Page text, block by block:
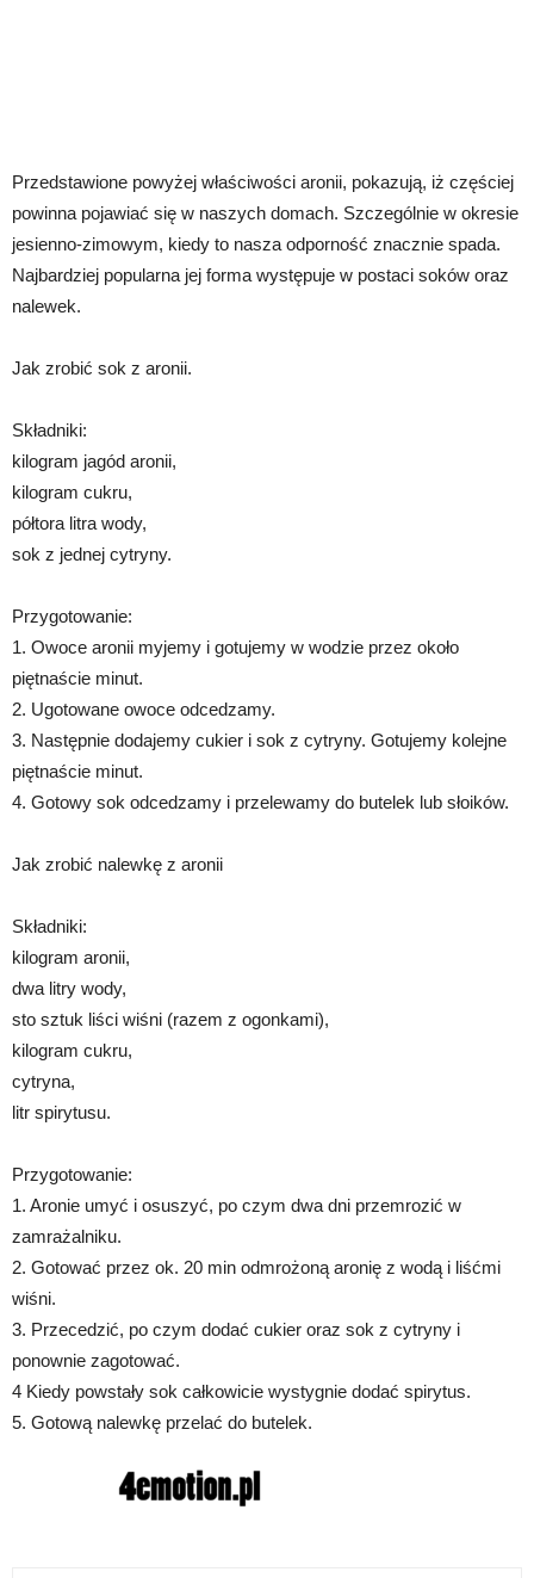
Przedstawione powyżej właściwości aronii, pokazują, iż częściej
powinna pojawiać się w naszych domach. Szczególnie w okresie
jesienno-zimowym, kiedy to nasza odporność znacznie spada.
Najbardziej popularna jej forma występuje w postaci soków oraz
nalewek.
Jak zrobić sok z aronii.
Składniki:
kilogram jagód aronii,
kilogram cukru,
półtora litra wody,
sok z jednej cytryny.
Przygotowanie:
1. Owoce aronii myjemy i gotujemy w wodzie przez około
piętnaście minut.
2. Ugotowane owoce odcedzamy.
3. Następnie dodajemy cukier i sok z cytryny. Gotujemy kolejne
piętnaście minut.
4. Gotowy sok odcedzamy i przelewamy do butelek lub słoików.
Jak zrobić nalewkę z aronii
Składniki:
kilogram aronii,
dwa litry wody,
sto sztuk liści wiśni (razem z ogonkami),
kilogram cukru,
cytryna,
litr spirytusu.
Przygotowanie:
1. Aronie umyć i osuszyć, po czym dwa dni przemrozić w
zamrażalniku.
2. Gotować przez ok. 20 min odmrożoną aronię z wodą i liśćmi
wiśni.
3. Przecedzić, po czym dodać cukier oraz sok z cytryny i
ponownie zagotować.
4 Kiedy powstały sok całkowicie wystygnie dodać spirytus.
5. Gotową nalewkę przelać do butelek.